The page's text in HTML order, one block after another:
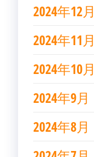
2024年12月
2024年11月
2024年10月
2024年9月
2024年8月